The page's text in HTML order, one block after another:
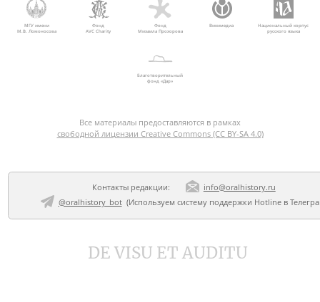
МГУ имени
М.В. Ломоносова
Фонд
AVC Charity
Фонд
Михаила Прохорова
Викимедиа
Национальный корпус
русского языка
Благотворительный
фонд «Дар»
Все материалы предоставляются в рамках
свободной лицензии Creative Commons (CC BY-SA 4.0)
Контакты редакции:
info@oralhistory.ru
@oralhistory_bot(Используем систему поддержки Hotline в
DE VISU ET AUDITU